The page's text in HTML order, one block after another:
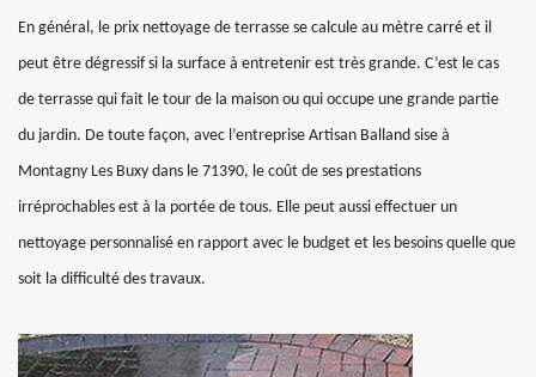
En général, le prix nettoyage de terrasse se calcule au mètre carré et il
peut être dégressif si la surface à entretenir est très grande. C’est le cas
de terrasse qui fait le tour de la maison ou qui occupe une grande partie
du jardin. De toute façon, avec l’entreprise Artisan Balland sise à
Montagny Les Buxy dans le 71390, le coût de ses prestations
irréprochables est à la portée de tous. Elle peut aussi effectuer un
nettoyage personnalisé en rapport avec le budget et les besoins quelle que
soit la difficulté des travaux.